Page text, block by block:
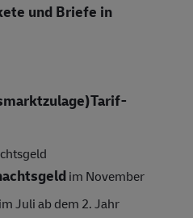
und Briefe in
Tarif-
im November
im Juli ab dem 2. Jahr